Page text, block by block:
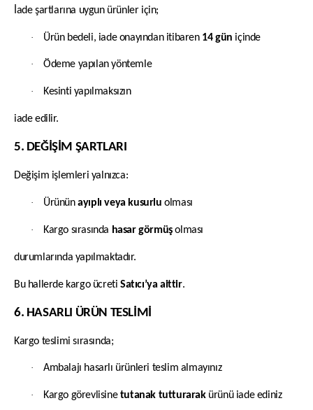
İade şartlarına uygun ürünler için;
· Ürün bedeli, iade onayından itibaren 14 gün içinde
· Ödeme yapılan yöntemle
· Kesinti yapılmaksızın
iade edilir.
5. DEĞİŞİM ŞARTLARI
Değişim işlemleri yalnızca:
· Ürününayıplı veya kusurlu olması
· Kargo sırasında hasar görmüşolması
durumlarında yapılmaktadır.
Bu hallerde kargo ücreti Satıcı’ya aittir.
6. HASARLI ÜRÜN TESLİMİ
Kargo teslimi sırasında;
· Ambalajı hasarlı ürünleri teslim almayınız
· Kargo görevlisinetutanak tutturarakürünü iade ediniz